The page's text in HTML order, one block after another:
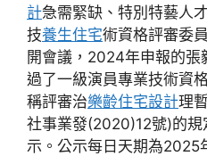
計急需緊缺、特別特藝人
技養生住宅術資格評審委
開會議，2024年申報的張
過了一級演員專業技術資
稱評審治樂齡住宅設計理
社事業發(2020)12號)的
示。公示每日天期為2025